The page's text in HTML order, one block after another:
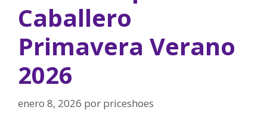
Caballero
Primavera Verano
2026
enero 8, 2026 por priceshoes